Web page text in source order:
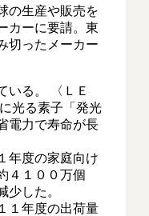
の生産や販売を
カーに要請。東
切ったメーカー
いる。 〈ＬＥ
光る素子「発光
電力で寿命が長
年度の家庭向け
４１００万個
少した。
１年度の出荷量